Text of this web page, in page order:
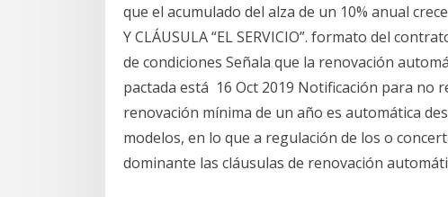
que el acumulado del alza de un 10% anual
Y CLÁUSULA “EL SERVICIO”. formato del
de condiciones Señala que la renovación
pactada está 16 Oct 2019 Notificación para no
renovación mínima de un año es automática
modelos, en lo que a regulación de los o
dominante las cláusulas de renovación